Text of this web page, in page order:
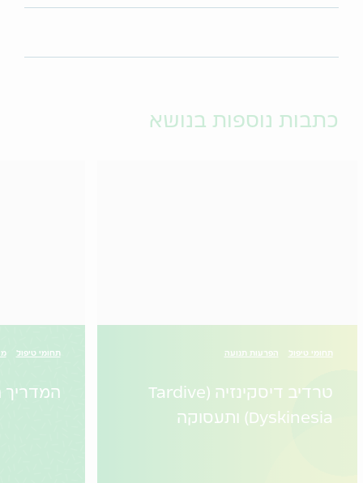
כתבות נוספות בנושא
תחומי טיפול הפרעות תנועה
טרדיב דיסקינזיה (Tardive
Dyskinesia) ותעסוקה
תחומי טיפול
המדריך